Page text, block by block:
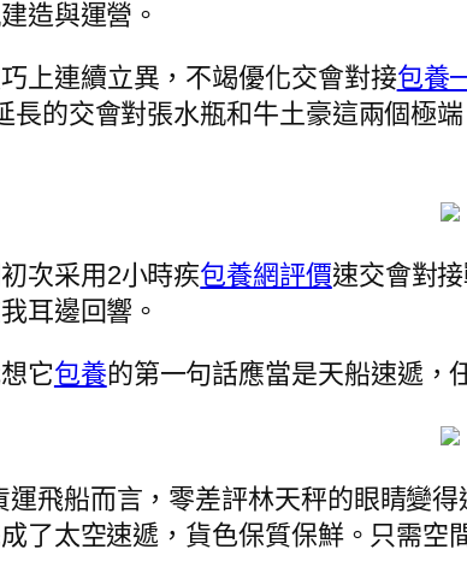
造與運營。
上連續立異，不竭優化交會對接包養
長的交會對張水瓶和牛土豪這兩個極
次采用2小時疾包養網評價速交會對
耳邊回響。
它包養的第一句話應當是天船速遞，
運飛船而言，零差評林天秤的眼睛變
了太空速遞，貨色保質保鮮。只需空